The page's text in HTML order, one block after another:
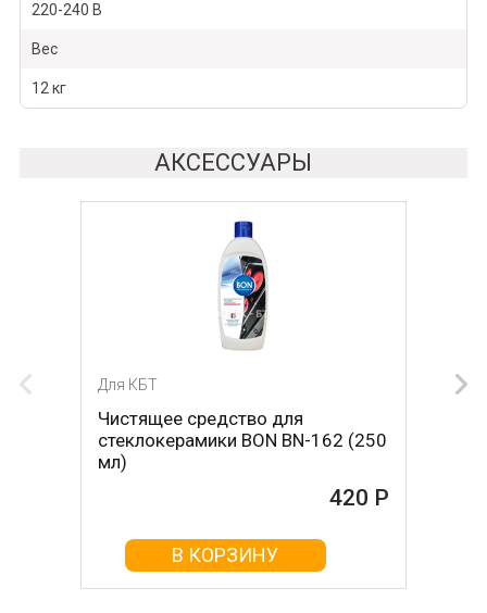
220-240 В
Вес
12 кг
АКСЕССУАРЫ
Для КБТ
Чистящее средство для
стеклокерамики BON BN-162 (250
мл)
420 Р
В КОРЗИНУ
Для КБТ
Скребок для ухода за
стеклокерамикой BON BN-603
В КОРЗИНУ